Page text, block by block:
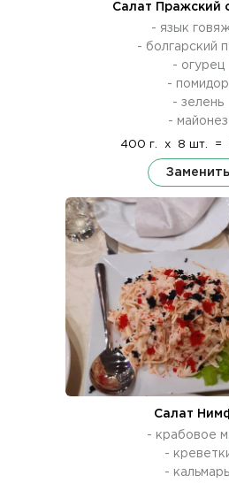
Салат Пражский
- язык
- болгарский
- огурец
- помидор
- зелень
- майонез
400 г. x 8 шт. =
Заменить
Салат
- крабовое
-
-